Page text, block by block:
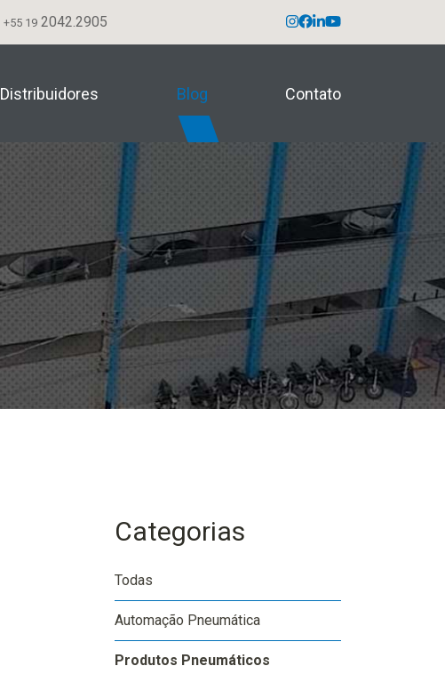
+55 19 2042.2905
Distribuidores Blog Contato
Categorias
Todas
Automação Pneumática
Produtos Pneumáticos